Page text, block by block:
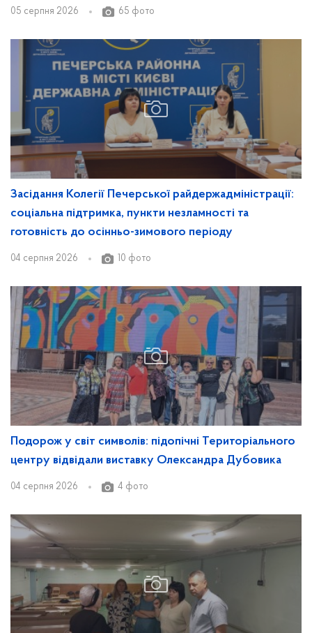
05 серпня 2026 65 фото
Засідання Колегії Печерської райдержадміністрації:
соціальна підтримка, пункти незламності та
готовність до осінньо-зимового періоду
04 серпня 2026 10 фото
Подорож у світ символів: підопічні Територіального
центру відвідали виставку Олександра Дубовика
04 серпня 2026 4 фото